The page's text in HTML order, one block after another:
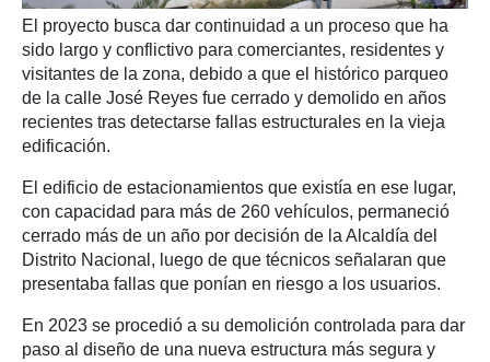
El proyecto busca dar continuidad a un proceso que ha
sido largo y conflictivo para comerciantes, residentes y
visitantes de la zona, debido a que el histórico parqueo
de la calle José Reyes fue cerrado y demolido en años
recientes tras detectarse fallas estructurales en la vieja
edificación.
El edificio de estacionamientos que existía en ese lugar,
con capacidad para más de 260 vehículos, permaneció
cerrado más de un año por decisión de la Alcaldía del
Distrito Nacional, luego de que técnicos señalaran que
presentaba fallas que ponían en riesgo a los usuarios.
En 2023 se procedió a su demolición controlada para dar
paso al diseño de una nueva estructura más segura y